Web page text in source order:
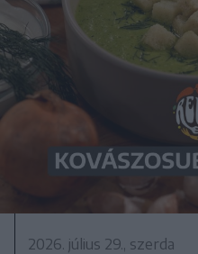
2026. július 29., szerda